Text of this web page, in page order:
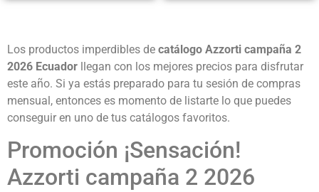
Los productos imperdibles de catálogo Azzorti campaña 2
2026 Ecuador llegan con los mejores precios para disfrutar
este año. Si ya estás preparado para tu sesión de compras
mensual, entonces es momento de listarte lo que puedes
conseguir en uno de tus catálogos favoritos.
Promoción ¡Sensación!
Azzorti campaña 2 2026